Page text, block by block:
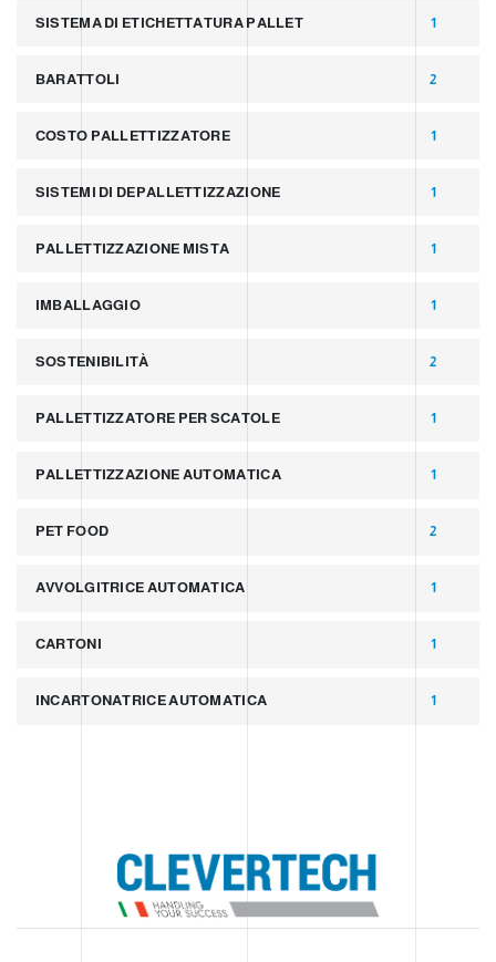
SISTEMA DI ETICHETTATURA PALLET 1
BARATTOLI 2
COSTO PALLETTIZZATORE 1
SISTEMI DI DEPALLETTIZZAZIONE 1
PALLETTIZZAZIONE MISTA 1
IMBALLAGGIO 1
SOSTENIBILITÀ 2
PALLETTIZZATORE PER SCATOLE 1
PALLETTIZZAZIONE AUTOMATICA 1
PET FOOD 2
AVVOLGITRICE AUTOMATICA 1
CARTONI 1
INCARTONATRICE AUTOMATICA 1